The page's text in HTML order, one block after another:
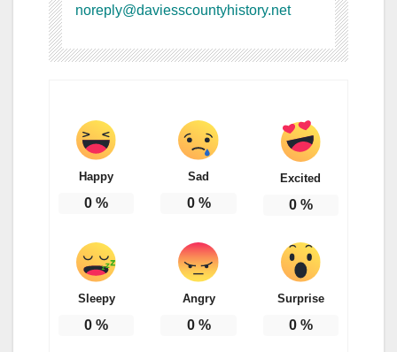
noreply@daviesscountyhistory.net
Happy
0 %
Sad
0%
Excited
0%
Sleepy
0 %
Angry
0%
Surprise
0%